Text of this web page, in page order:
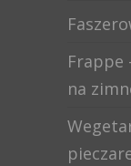
Frappe
na